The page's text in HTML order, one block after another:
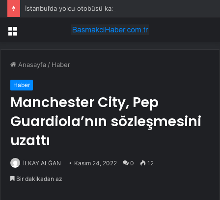
İstanbul’da yolcu otobüsü kaza yaptı: Çok sayıda yaralı var!
Menü
Anasayfa / Haber
Haber
Manchester City, Pep
Guardiola’nın sözleşmesini
uzattı
İLKAY ALĞAN Kasım 24, 2022 0 12
Bir dakikadan az